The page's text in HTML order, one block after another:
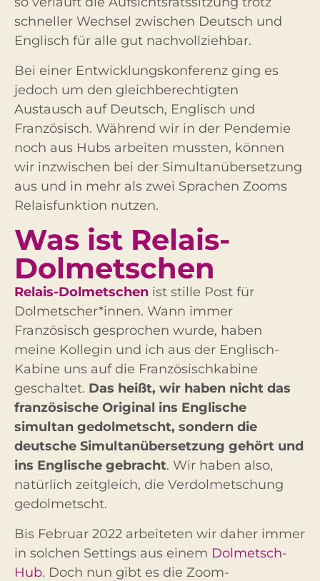
schneller Wechsel zwischen Deutsch und
Englisch für alle gut nachvollziehbar.
Bei einer Entwicklungskonferenz ging es
jedoch um den gleichberechtigten
Austausch auf Deutsch, Englisch und
Französisch. Während wir in der Pendemie
noch aus Hubs arbeiten mussten, können
wir inzwischen bei der Simultanübersetzung
aus und in mehr als zwei Sprachen Zooms
Relaisfunktion nutzen.
Was ist Relais-
Dolmetschen
Relais-Dolmetschen ist stille Post für
Dolmetscher*innen. Wann immer
Französisch gesprochen wurde, haben
meine Kollegin und ich aus der Englisch-
Kabine uns auf die Französischkabine
geschaltet. Das heißt, wir haben nicht das
französische Original ins Englische
simultan gedolmetscht, sondern die
deutsche Simultanübersetzung gehört und
ins Englische gebracht. Wir haben also,
natürlich zeitgleich, die Verdolmetschung
gedolmetscht.
Bis Februar 2022 arbeiteten wir daher immer
in solchen Settings aus einem Dolmetsch-
Hub. Doch nun gibt es die Zoom-